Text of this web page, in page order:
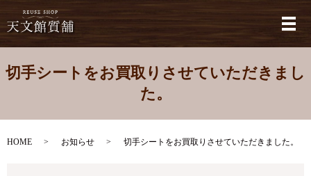
メ
切手シートをお買取りさせていただきまし
た。
HOME お知らせ 切手シートをお買取りさせていただきました。